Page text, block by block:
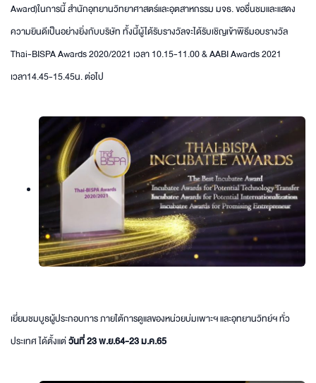
Award)ในการนี้ สำนักอุทยานวิทยาศาสตร์และอุตสาหกรรม มจธ. ขอชื่นชมและแสดง
ความยินดีเป็นอย่างยิ่งกับบริษัท ทั้งนี้ผู้ได้รับรางวัลจะได้รับเชิญเข้าพิธีมอบรางวัล
Thai-BISPA Awards 2020/2021 เวลา 10.15-11.00 & AABI Awards 2021
เวลา14.45-15.45น. ต่อไป
เยี่ยมชมบูธผู้ประกอบการ ภายใต้การดูแลของหน่วยบ่มเพาะฯ และอุทยานวิทย์ฯ ทั่ว
ประเทศ ได้ตั้งแต่วันที่ 23 พ.ย.64-23 ม.ค.65